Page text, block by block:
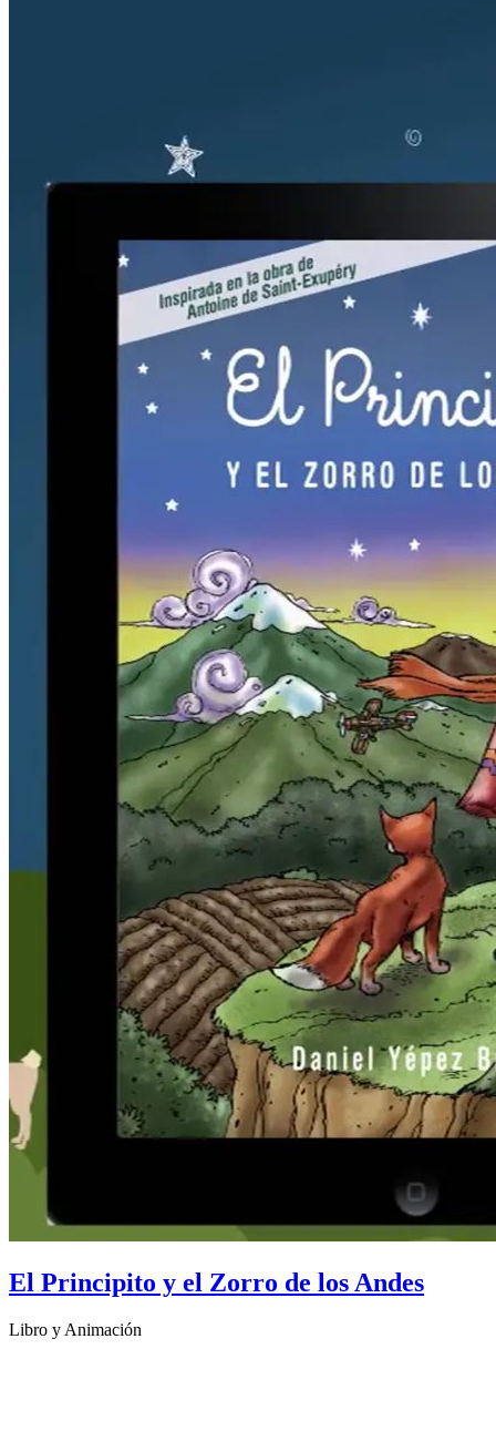
El Principito y el Zorro de los Andes
Libro y Animación